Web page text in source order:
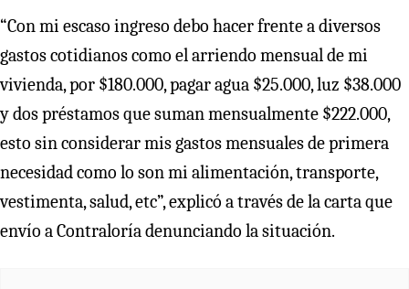
“Con mi escaso ingreso debo hacer frente a diversos
gastos cotidianos como el arriendo mensual de mi
vivienda, por $180.000, pagar agua $25.000, luz $38.000
y dos préstamos que suman mensualmente $222.000,
esto sin considerar mis gastos mensuales de primera
necesidad como lo son mi alimentación, transporte,
vestimenta, salud, etc”, explicó a través de la carta que
envío a Contraloría denunciando la situación.